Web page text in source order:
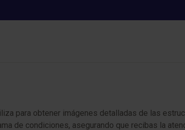
Resonancia magnética
para obtener imágenes detalladas de las
de condiciones, asegurando que recibas la